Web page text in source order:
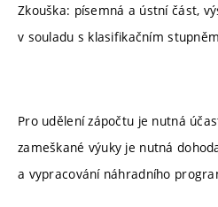
Zkouška: písemná a ústní část,
v souladu s klasifikačním
Pro udělení zápočtu je nutná
zameškané výuky je nutná
a vypracování náhradního